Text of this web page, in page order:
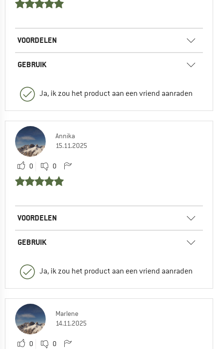
VOORDELEN
GEBRUIK
Ja, ik zou het product aan een vriend aanraden
Annika
15.11.2025
0 0
VOORDELEN
GEBRUIK
Ja, ik zou het product aan een vriend aanraden
Marlene
14.11.2025
0 0